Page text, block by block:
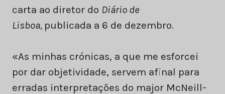
carta ao diretor do Diário de
Lisboa, publicada a 6 de dezembro.
«As minhas crónicas, a que me esforcei
por dar objetividade, servem afinal para
erradas interpretações do major McNeill-